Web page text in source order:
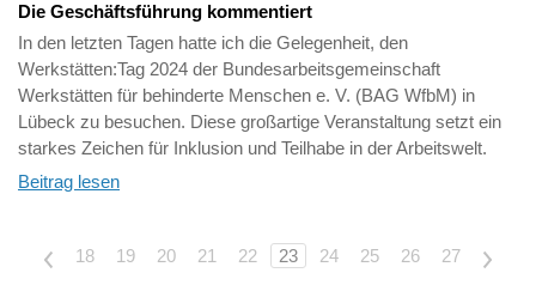
Die Geschäftsführung kommentiert
In den letzten Tagen hatte ich die Gelegenheit, den
Werkstätten:Tag 2024 der Bundesarbeitsgemeinschaft
Werkstätten für behinderte Menschen e. V. (BAG WfbM) in
Lübeck zu besuchen. Diese großartige Veranstaltung setzt ein
starkes Zeichen für Inklusion und Teilhabe in der Arbeitswelt.
Beitrag lesen
< 18 19 20 21 22 23 24 25 26 27 >